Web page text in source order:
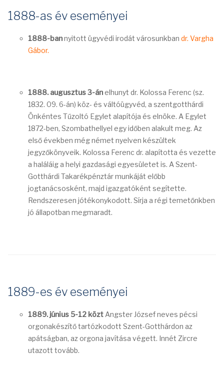
1888-as év eseményei
1888-bannyitott ügyvédi irodát városunkban dr. Vargha
Gábor.
1888. augusztus 3-án elhunyt dr. Kolossa Ferenc (sz.
1832. 09. 6-án) köz- és váltóügyvéd, a szentgotthárdi
Önkéntes Tűzoltó Egylet alapítója és elnöke. A Egylet
1872-ben, Szombathellyel egy időben alakult meg. Az
első években még német nyelven készültek
jegyzőkönyveik. Kolossa Ferenc dr. alapította és vezette
a haláláig a helyi gazdasági egyesületet is. A Szent-
Gotthárdi Takarékpénztár munkáját előbb
jogtanácsosként, majd igazgatóként segítette.
Rendszeresen jótékonykodott. Sírja a régi temetőnkben
jó állapotban megmaradt.
1889-es év eseményei
1889. június 5-12 közt Angster József neves pécsi
orgonakészítő tartózkodott Szent-Gotthárdon az
apátságban, az orgona javítása végett. Innét Zircre
utazott tovább.